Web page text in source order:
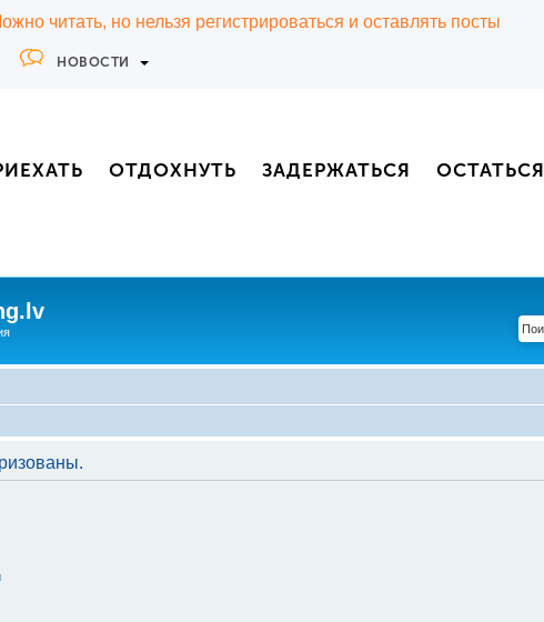
читать, но нельзя регистрироваться и оставлять посты
НОВОСТИ
ОТДОХНУТЬ ЗАДЕРЖАТЬСЯ ОСТАТЬСЯ